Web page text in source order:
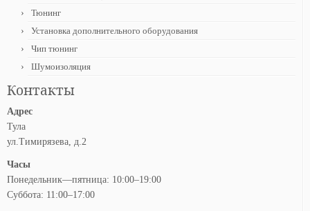
Тюнинг
Установка дополнительного оборудования
Чип тюнинг
Шумоизоляция
Контакты
Адрес
Тула
ул.Тимирязева, д.2
Часы
Понедельник—пятница: 10:00–19:00
Суббота: 11:00–17:00